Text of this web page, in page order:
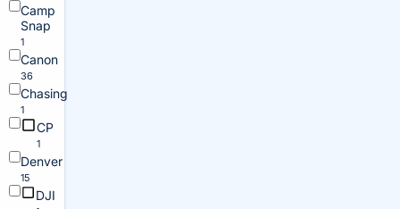
Camp
Snap
1
Canon
36
Chasing
1
CP
1
Denver
15
DJI